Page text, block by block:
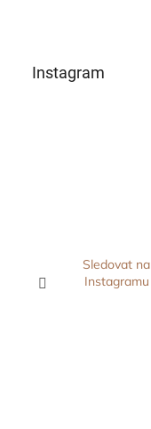
Instagram
Sledovat na
Instagramu